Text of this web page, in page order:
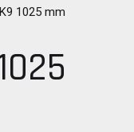
K9 1025 mm